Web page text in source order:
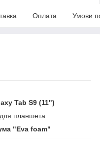
Оплата Умови
Tab S9 (11")
планшета
"Eva foam"